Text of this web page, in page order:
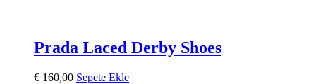
Prada Laced Derby Shoes
€ 160,00 Sepete Ekle